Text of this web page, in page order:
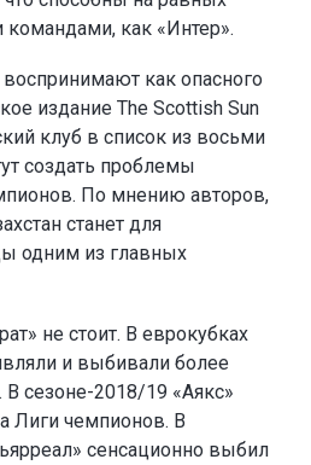
командами, как «Интер».
как опасного
издание The Scottish Sun
клуб в список из восьми
создать проблемы
По мнению авторов,
станет для
одним из главных
не стоит. В еврокубках
и выбивали более
сезоне-2018/19 «Аякс»
Лиги чемпионов. В
сенсационно выбил